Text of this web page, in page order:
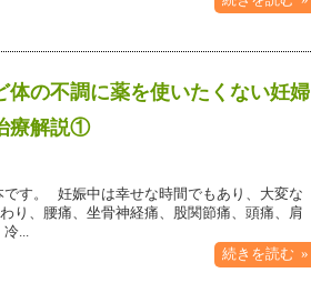
体の不調に薬を使いたくない妊婦
療解説①
です。 妊娠中は幸せな時間でもあり、大変な
り、腰痛、坐骨神経痛、股関節痛、頭痛、肩
冷...
続きを読む »